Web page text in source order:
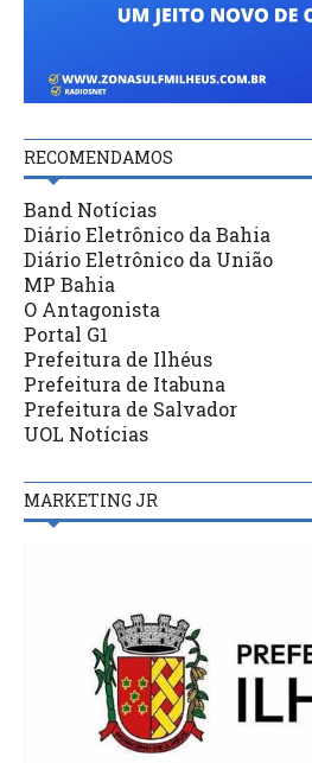
RECOMENDAMOS
Band Notícias
Diário Eletrônico da Bahia
Diário Eletrônico da União
MP Bahia
O Antagonista
Portal G1
Prefeitura de Ilhéus
Prefeitura de Itabuna
Prefeitura de Salvador
UOL Notícias
MARKETING JR